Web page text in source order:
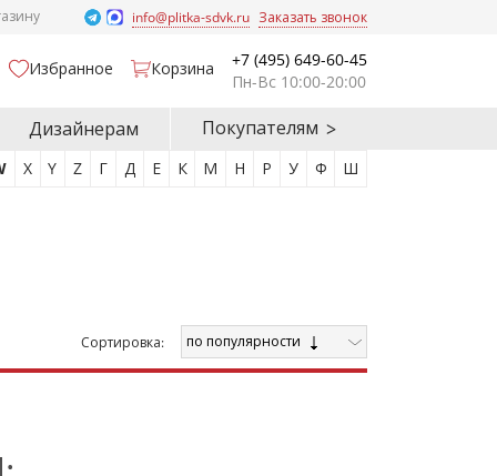
info@plitka-sdvk.ru Заказать звонок
Избранное Корзина
+7 (495) 649-60-45
Пн-Вс 10:00-20:00
Дизайнерам Покупателям
X Y Z Г Д Е К М Н Р У Ф Ш
Cортировка: по популярности